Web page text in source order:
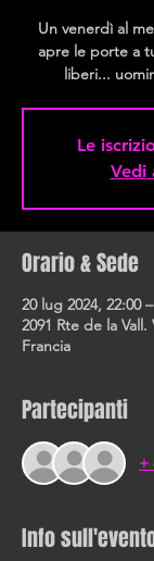
Un venerdì al
apre le porte a
liberi...
Le
Vedi
Orario & Sede
20 lug 2024, 22:00
2091 Rte de la
Francia
Partecipanti
+
Info